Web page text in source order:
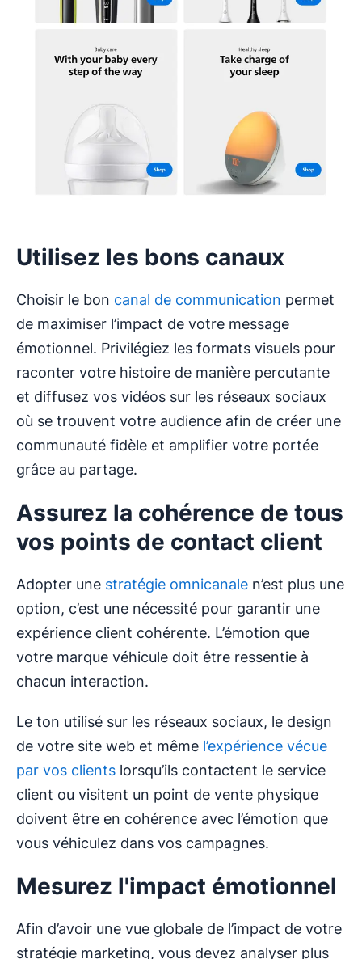
Utilisez les bons canaux
Choisir le bon canal de communication permet
de maximiser l’impact de votre message
émotionnel. Privilégiez les formats visuels pour
raconter votre histoire de manière percutante
et diffusez vos vidéos sur les réseaux sociaux
où se trouvent votre audience afin de créer une
communauté fidèle et amplifier votre portée
grâce au partage.
Assurez la cohérence de tous
vos points de contact client
Adopter une stratégie omnicanale n’est plus une
option, c’est une nécessité pour garantir une
expérience client cohérente. L’émotion que
votre marque véhicule doit être ressentie à
chacun interaction.
Le ton utilisé sur les réseaux sociaux, le design
de votre site web et même l’expérience vécue
par vos clients lorsqu’ils contactent le service
client ou visitent un point de vente physique
doivent être en cohérence avec l’émotion que
vous véhiculez dans vos campagnes.
Mesurez l'impact émotionnel
Afin d’avoir une vue globale de l’impact de votre
stratégie marketing, vous devez analyser plus